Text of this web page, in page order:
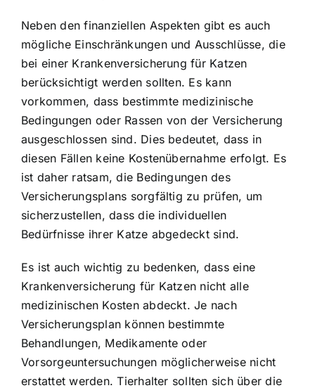
Neben den finanziellen Aspekten gibt es auch
mögliche Einschränkungen und Ausschlüsse, die
bei einer Krankenversicherung für Katzen
berücksichtigt werden sollten. Es kann
vorkommen, dass bestimmte medizinische
Bedingungen oder Rassen von der Versicherung
ausgeschlossen sind. Dies bedeutet, dass in
diesen Fällen keine Kostenübernahme erfolgt. Es
ist daher ratsam, die Bedingungen des
Versicherungsplans sorgfältig zu prüfen, um
sicherzustellen, dass die individuellen
Bedürfnisse ihrer Katze abgedeckt sind.
Es ist auch wichtig zu bedenken, dass eine
Krankenversicherung für Katzen nicht alle
medizinischen Kosten abdeckt. Je nach
Versicherungsplan können bestimmte
Behandlungen, Medikamente oder
Vorsorgeuntersuchungen möglicherweise nicht
erstattet werden. Tierhalter sollten sich über die